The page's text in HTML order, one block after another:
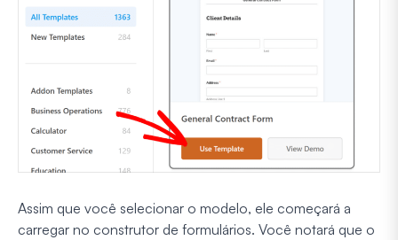
Assim que você selecionar o modelo, ele começará a
carregar no construtor de formulários. Você notará que o